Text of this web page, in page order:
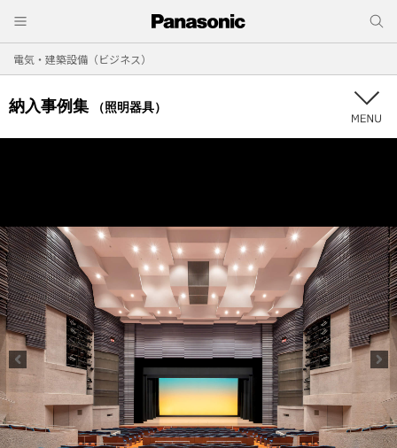
電気・建築設備（ビジネス）
納入事例集 （照明器具）